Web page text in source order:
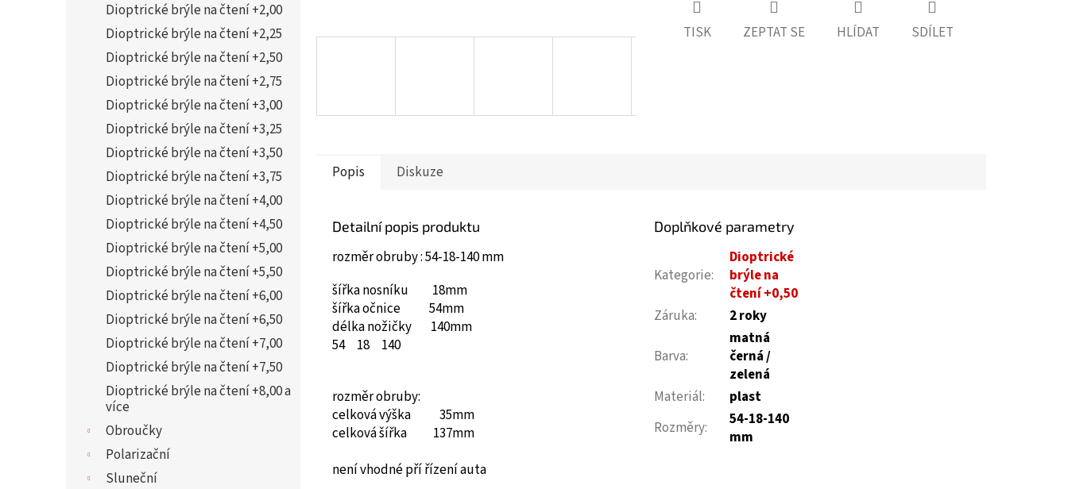
Dioptrické brýle na čtení +2,00
Dioptrické brýle na čtení +2,25
Dioptrické brýle na čtení +2,50
Dioptrické brýle na čtení +2,75
Dioptrické brýle na čtení +3,00
Dioptrické brýle na čtení +3,25
Dioptrické brýle na čtení +3,50
Dioptrické brýle na čtení +3,75
Dioptrické brýle na čtení +4,00
Dioptrické brýle na čtení +4,50
Dioptrické brýle na čtení +5,00
Dioptrické brýle na čtení +5,50
Dioptrické brýle na čtení +6,00
Dioptrické brýle na čtení +6,50
Dioptrické brýle na čtení +7,00
Dioptrické brýle na čtení +7,50
Dioptrické brýle na čtení +8,00 a
více
Obroučky
Polarizační
Sluneční
TISK ZEPTAT SE HLÍDAT SDÍLET
Popis Diskuze
Detailní popis produktu
rozměr obruby : 54-18-140 mm
šířka nosníku 18mm
šířka očnice 54mm
délka nožičky 140mm
54 18 140
rozměr obruby:
celková výška 35mm
celková šířka 137mm
není vhodné pří řízení auta
Doplňkové parametry
Kategorie:
Dioptrické
brýle na
čtení +0,50
Záruka: 2 roky
Barva:
matná
černá /
zelená
Materiál:
plast
Rozměry:
54-18-140
mm